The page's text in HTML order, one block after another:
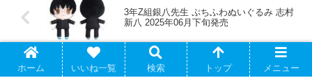
3年Z組銀八先生 ぷちふわぬいぐるみ 志村
新八 2025年06月下旬発売
ホーム いいね一覧 検索 トップ メニュー